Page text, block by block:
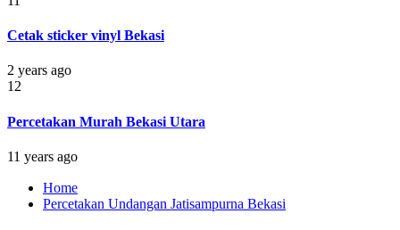
Cetak sticker vinyl Bekasi
2 years ago
12
Percetakan Murah Bekasi Utara
11 years ago
Home
Percetakan Undangan Jatisampurna Bekasi